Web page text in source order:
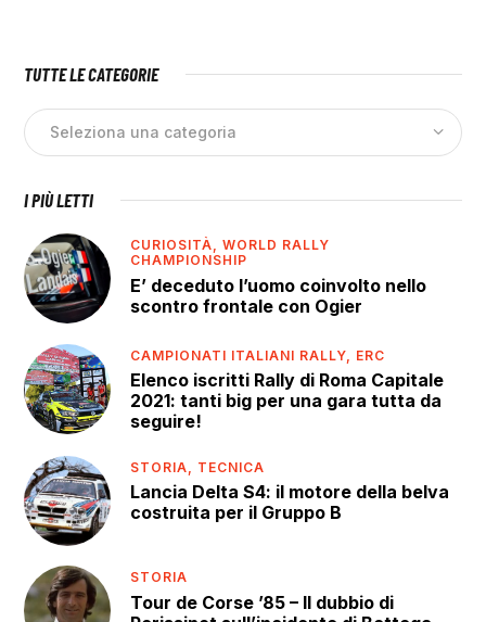
TUTTE LE CATEGORIE
I PIÙ LETTI
CURIOSITÀ,WORLD RALLY
CHAMPIONSHIP
E’ deceduto l’uomo coinvolto nello
scontro frontale con Ogier
CAMPIONATI ITALIANI RALLY, ERC
Elenco iscritti Rally di Roma Capitale
2021: tanti big per una gara tutta da
seguire!
STORIA, TECNICA
Lancia Delta S4: il motore della belva
costruita per il Gruppo B
STORIA
Tour de Corse ’85 – Il dubbio di